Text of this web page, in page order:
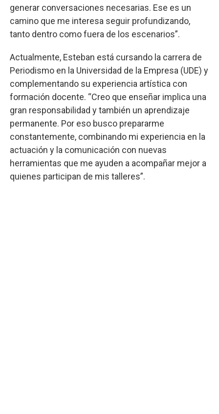
generar conversaciones necesarias. Ese es un
camino que me interesa seguir profundizando,
tanto dentro como fuera de los escenarios”.
Actualmente, Esteban está cursando la carrera de
Periodismo en la Universidad de la Empresa (UDE) y
complementando su experiencia artística con
formación docente. “Creo que enseñar implica una
gran responsabilidad y también un aprendizaje
permanente. Por eso busco prepararme
constantemente, combinando mi experiencia en la
actuación y la comunicación con nuevas
herramientas que me ayuden a acompañar mejor a
quienes participan de mis talleres”.